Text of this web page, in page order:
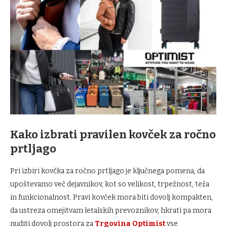
Kako izbrati pravilen kovček za ročno
prtljago
Pri izbiri kovčka za ročno prtljago je ključnega pomena, da
upoštevamo več dejavnikov, kot so velikost, trpežnost, teža
in funkcionalnost. Pravi kovček mora biti dovolj kompakten,
da ustreza omejitvam letalskih prevoznikov, hkrati pa mora
nuditi dovolj prostora za Trgovina Optimistvse